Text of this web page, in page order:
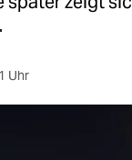
Uhr